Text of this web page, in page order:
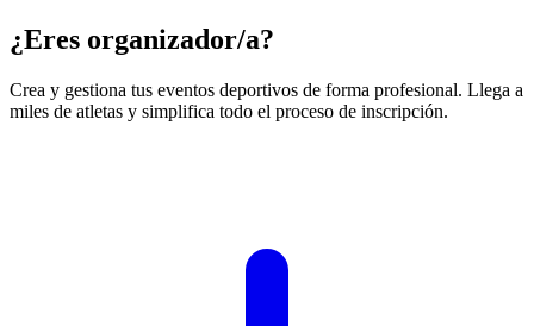
¿Eres organizador/a?
Crea y gestiona tus eventos deportivos de forma profesional. Llega a
miles de atletas y simplifica todo el proceso de inscripción.